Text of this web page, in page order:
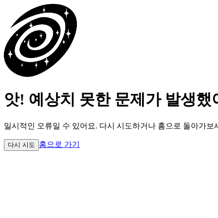
앗! 예상치 못한 문제가 발생했
일시적인 오류일 수 있어요. 다시 시도하거나 홈으로 돌아가보
다시 시도 홈으로 가기